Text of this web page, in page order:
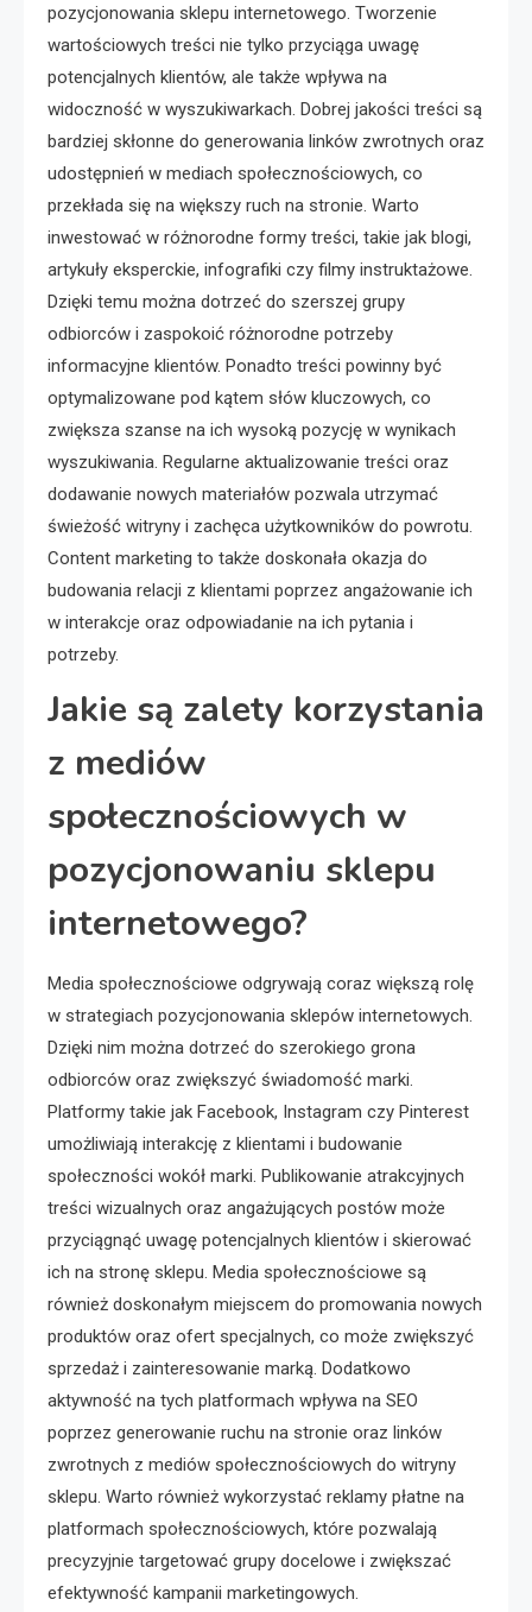
pozycjonowania sklepu internetowego. Tworzenie
wartościowych treści nie tylko przyciąga uwagę
potencjalnych klientów, ale także wpływa na
widoczność w wyszukiwarkach. Dobrej jakości treści są
bardziej skłonne do generowania linków zwrotnych oraz
udostępnień w mediach społecznościowych, co
przekłada się na większy ruch na stronie. Warto
inwestować w różnorodne formy treści, takie jak blogi,
artykuły eksperckie, infografiki czy filmy instruktażowe.
Dzięki temu można dotrzeć do szerszej grupy
odbiorców i zaspokoić różnorodne potrzeby
informacyjne klientów. Ponadto treści powinny być
optymalizowane pod kątem słów kluczowych, co
zwiększa szanse na ich wysoką pozycję w wynikach
wyszukiwania. Regularne aktualizowanie treści oraz
dodawanie nowych materiałów pozwala utrzymać
świeżość witryny i zachęca użytkowników do powrotu.
Content marketing to także doskonała okazja do
budowania relacji z klientami poprzez angażowanie ich
w interakcje oraz odpowiadanie na ich pytania i
potrzeby.
Jakie są zalety korzystania
z mediów
społecznościowych w
pozycjonowaniu sklepu
internetowego?
Media społecznościowe odgrywają coraz większą rolę
w strategiach pozycjonowania sklepów internetowych.
Dzięki nim można dotrzeć do szerokiego grona
odbiorców oraz zwiększyć świadomość marki.
Platformy takie jak Facebook, Instagram czy Pinterest
umożliwiają interakcję z klientami i budowanie
społeczności wokół marki. Publikowanie atrakcyjnych
treści wizualnych oraz angażujących postów może
przyciągnąć uwagę potencjalnych klientów i skierować
ich na stronę sklepu. Media społecznościowe są
również doskonałym miejscem do promowania nowych
produktów oraz ofert specjalnych, co może zwiększyć
sprzedaż i zainteresowanie marką. Dodatkowo
aktywność na tych platformach wpływa na SEO
poprzez generowanie ruchu na stronie oraz linków
zwrotnych z mediów społecznościowych do witryny
sklepu. Warto również wykorzystać reklamy płatne na
platformach społecznościowych, które pozwalają
precyzyjnie targetować grupy docelowe i zwiększać
efektywność kampanii marketingowych.